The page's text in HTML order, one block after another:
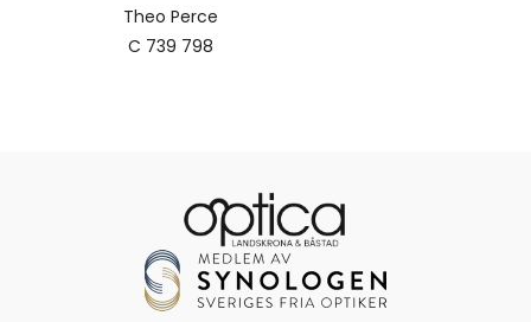
Theo Perce
C 739 798